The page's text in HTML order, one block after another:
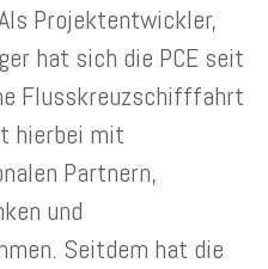
Projektentwickler,
hat sich die PCE seit
Flusskreuzschifffahrt
hierbei mit
Partnern,
und
Seitdem hat die